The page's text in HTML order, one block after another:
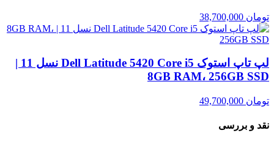
تومان
لپ تاپ استوک Dell Latitude 5420 Core i5 نسل 11 |
8GB RAM، 256GB SSD
تومان
نقد و بررسی